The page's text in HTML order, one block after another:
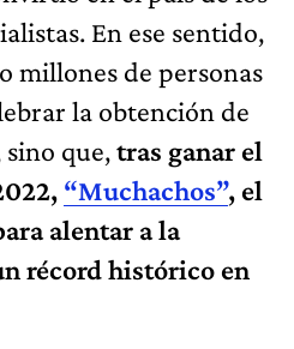
En ese sentido,
millones de personas
la obtención de
que,tras ganar el
“Muchachos”, el
alentar a la
récord histórico en